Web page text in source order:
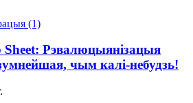
Sheet: Рэвалюцыянізацыя
чым калі-небудзь!